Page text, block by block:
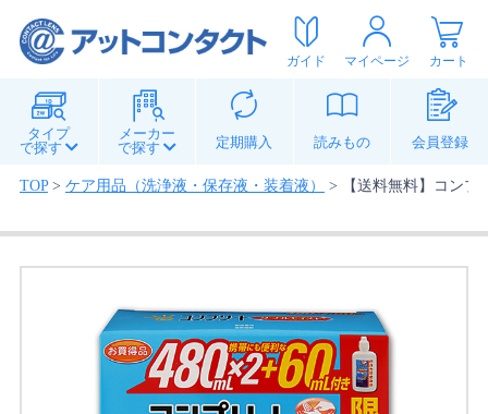
ガイド マイページ カート
タイプ
で探す
メーカー
で探す
定期購入 読みもの 会員登録
TOP> ケア用品（洗浄液・保存液・装着液） > 【送料無料】コン